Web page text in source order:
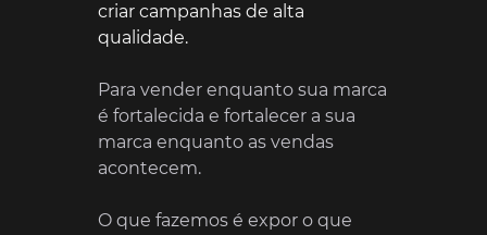
criar campanhas de alta
qualidade.
Para vender enquanto sua marca
é fortalecida e fortalecer a sua
marca enquanto as vendas
acontecem.
O que fazemos é expor o que